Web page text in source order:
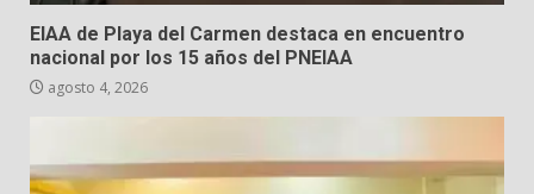
EIAA de Playa del Carmen destaca en encuentro
nacional por los 15 años del PNEIAA
agosto 4, 2026